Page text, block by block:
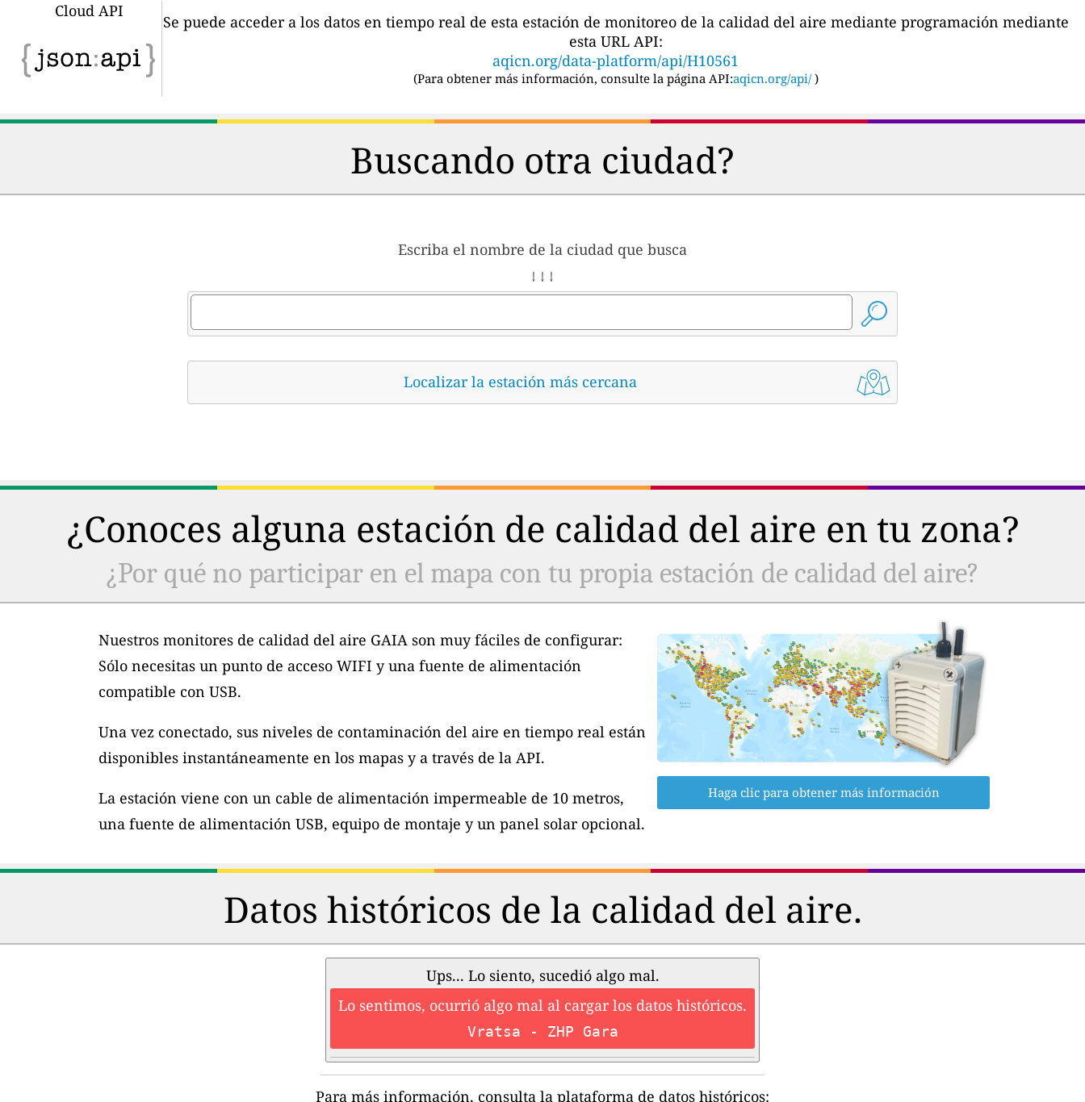
Cloud API
Se puede acceder a los datos en tiempo real de esta estación de monitoreo de la calidad del aire mediante programación mediante
esta URL API:
aqicn.org/data-platform/api/H10561
(Para obtener más información, consulte la página API:aqicn.org/api/ )
Buscando otra ciudad?
Escriba el nombre de la ciudad que busca
↓ ↓ ↓
Localizar la estación más cercana
¿Conoces alguna estación de calidad del aire en tu zona?
¿Por qué no participar en el mapa con tu propia estación de calidad del aire?
Nuestros monitores de calidad del aire GAIA son muy fáciles de configurar:
Sólo necesitas un punto de acceso WIFI y una fuente de alimentación
compatible con USB.
Una vez conectado, sus niveles de contaminación del aire en tiempo real están
disponibles instantáneamente en los mapas y a través de la API.
La estación viene con un cable de alimentación impermeable de 10 metros,
una fuente de alimentación USB, equipo de montaje y un panel solar opcional.
Haga clic para obtener más información
Datos históricos de la calidad del aire.
Ups... Lo siento, sucedió algo mal.
Lo sentimos, ocurrió algo mal al cargar los datos históricos.
Vratsa - ZHP Gara
Para más información, consulta la plataforma de datos históricos: